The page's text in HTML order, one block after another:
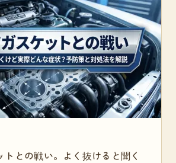
トとの戦い。よく抜けると聞く